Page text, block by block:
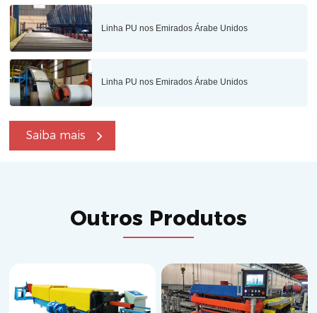
Linha PU nos Emirados Árabe Unidos
Linha PU nos Emirados Árabe Unidos
Saiba mais
Outros Produtos